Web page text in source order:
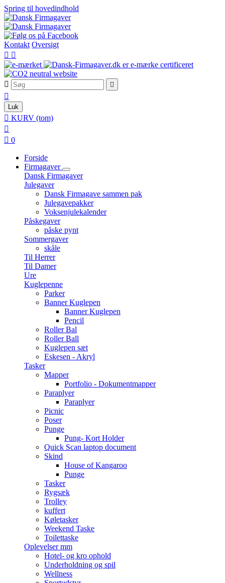
Spring til hovedindhold
Kontakt Oversigt
 
 

Luk
 KURV (tom)

 0
Forside
Firmagaver
Dansk Firmagaver
Julegaver
Dansk Firmagave sammen pak
Julegavepakker
Voksenjulekalender
Påskegaver
påske pynt
Sommergaver
skåle
Til Herrer
Til Damer
Ure
Kuglepenne
Parker
Banner Kuglepen
Banner Kuglepen
Pencil
Roller Bal
Roller Ball
Kuglepen sæt
Eskesen - Akryl
Tasker
Mapper
Portfolio - Dokumentmapper
Paraplyer
Paraplyer
Picnic
Poser
Punge
Pung- Kort Holder
Quick Scan laptop document
Skind
House of Kangaroo
Punge
Tasker
Rygsæk
Trolley
kuffert
Køletasker
Weekend Taske
Toilettaske
Oplevelser mm
Hotel- og kro ophold
Underholdning og spil
Wellness